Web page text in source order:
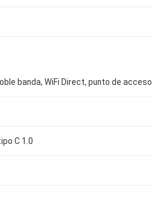
banda, WiFi Direct, punto de acceso
C 1.0